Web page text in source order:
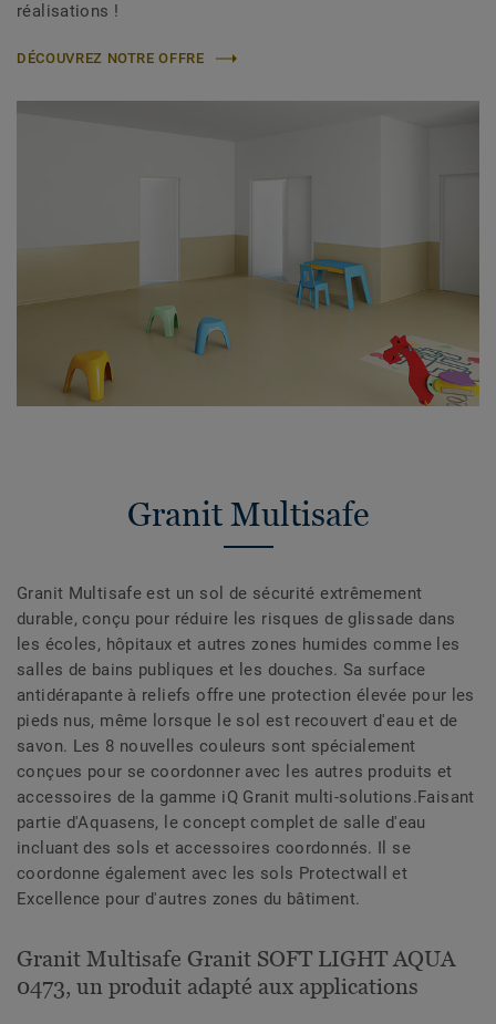
réalisations !
DÉCOUVREZ NOTRE OFFRE
Granit Multisafe
Granit Multisafe est un sol de sécurité extrêmement
durable, conçu pour réduire les risques de glissade dans
les écoles, hôpitaux et autres zones humides comme les
salles de bains publiques et les douches. Sa surface
antidérapante à reliefs offre une protection élevée pour les
pieds nus, même lorsque le sol est recouvert d'eau et de
savon. Les 8 nouvelles couleurs sont spécialement
conçues pour se coordonner avec les autres produits et
accessoires de la gamme iQ Granit multi-solutions.Faisant
partie d'Aquasens, le concept complet de salle d'eau
incluant des sols et accessoires coordonnés. Il se
coordonne également avec les sols Protectwall et
Excellence pour d'autres zones du bâtiment.
Granit Multisafe Granit SOFT LIGHT AQUA
0473, un produit adapté aux applications